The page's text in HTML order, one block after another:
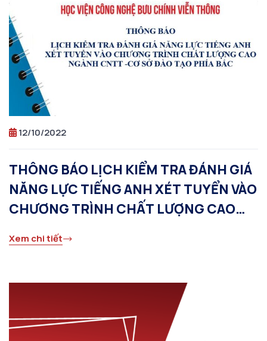
12/10/2022
THÔNG BÁO LỊCH KIỂM TRA ĐÁNH GIÁ
NĂNG LỰC TIẾNG ANH XÉT TUYỂN VÀO
CHƯƠNG TRÌNH CHẤT LƯỢNG CAO
NGÀNH CNTT CƠ SỞ ĐÀO TẠO PHÍA
BẮC
Xem chi tiết